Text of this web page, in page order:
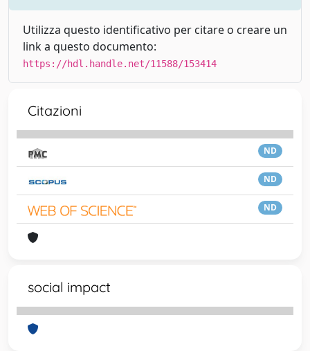
Utilizza questo identificativo per citare o creare un
link a questo documento:
https://hdl.handle.net/11588/153414
Citazioni
ND
ND
ND
social impact